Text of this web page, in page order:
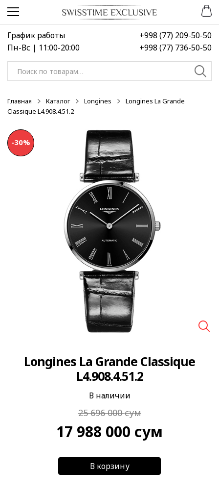
Перейти
навигации
Перейти
содержимому
График работы
Пн-Вс | 11:00-20:00
+998 (77) 209-50-50
+998 (77) 736-50-50
Искать:
Главная Каталог Longines
Longines La Grande
Classique L4.908.4.51.2
-30%
Longines La Grande Classique
L4.908.4.51.2
В наличии
25 696 000сум
17 988 000 сум
В корзину